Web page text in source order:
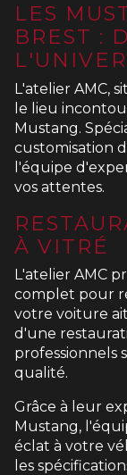
LES
BREST :
L'atelier AMC,
le lieu
Mustang.
customisation
l'équipe
vos attentes.
À VITRÉ
L'atelier AMC
complet pour
votre voiture
d'une
professionnels
qualité.
Grâce à leur
Mustang,
éclat à votre
les